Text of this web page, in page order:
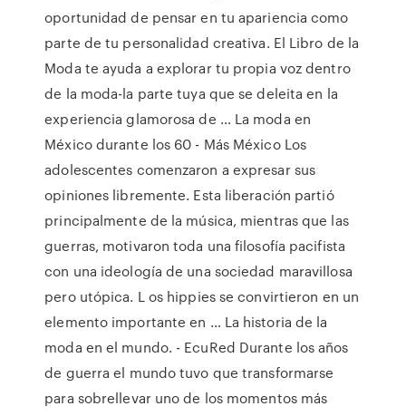
oportunidad de pensar en tu apariencia como
parte de tu personalidad creativa. El Libro de la
Moda te ayuda a explorar tu propia voz dentro
de la moda-la parte tuya que se deleita en la
experiencia glamorosa de … La moda en
México durante los 60 - Más México Los
adolescentes comenzaron a expresar sus
opiniones libremente. Esta liberación partió
principalmente de la música, mientras que las
guerras, motivaron toda una filosofía pacifista
con una ideología de una sociedad maravillosa
pero utópica. L os hippies se convirtieron en un
elemento importante en … La historia de la
moda en el mundo. - EcuRed Durante los años
de guerra el mundo tuvo que transformarse
para sobrellevar uno de los momentos más